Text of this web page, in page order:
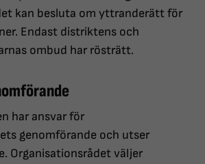
kan besluta om yttranderätt för
Endast distriktens och
ombud har rösträtt.
har ansvar för
genomförande och utser
Organisationsrådet väljer